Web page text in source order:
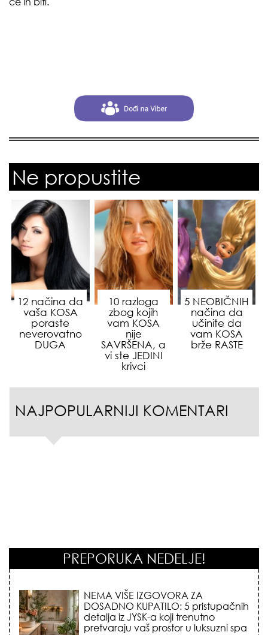
Ne propustite
12 načina da
vaša KOSA
poraste
neverovatno
DUGA
10 razloga
zbog kojih
vam KOSA
nije
SAVRŠENA, a
vi ste JEDINI
krivci
5 NEOBIČNIH
načina da
učinite da
vam KOSA
brže RASTE
NAJPOPULARNIJI KOMENTARI
PREPORUKA NEDELJE!
STILISTI SE SLAŽU – OVI NOKTI SU HIT
SEZONE: 5 manikir trendova koji
osvajaju sve poglede i izgledaju
skupo na svačijim rukama!